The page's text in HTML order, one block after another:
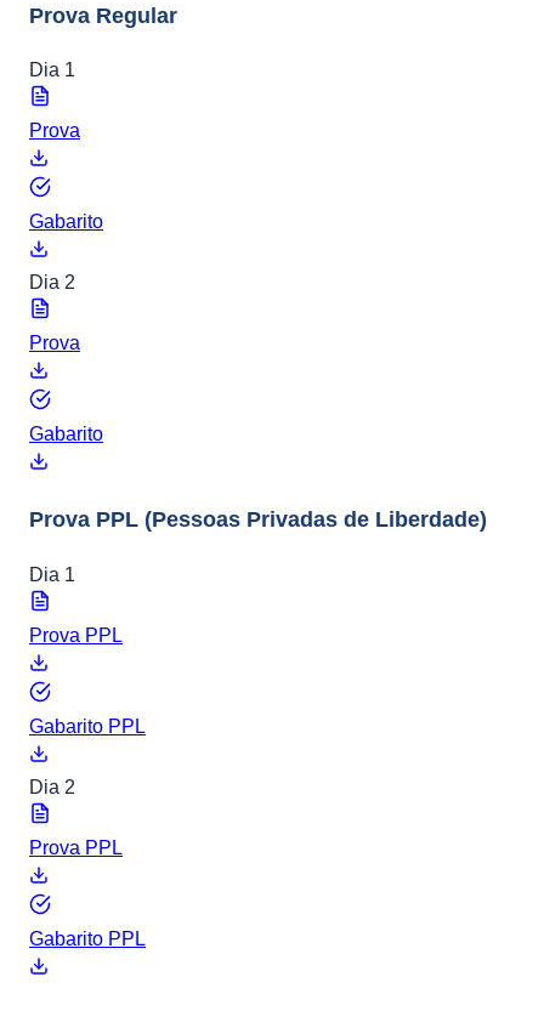
Prova Regular
Dia 1
Prova
Gabarito
Dia 2
Prova
Gabarito
Prova PPL (Pessoas Privadas de Liberdade)
Dia 1
Prova PPL
Gabarito PPL
Dia 2
Prova PPL
Gabarito PPL